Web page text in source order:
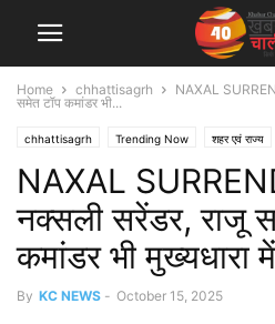
Home chhattisagrh
NAXAL
समेत टॉप कमांडर भी...
chhattisagrh Trending Now शहर एवं राज्य
NAXAL
नक्सली सरेंडर, राजू
कमांडर भी मुख्यधारा
By KC NEWS - October 15, 2025